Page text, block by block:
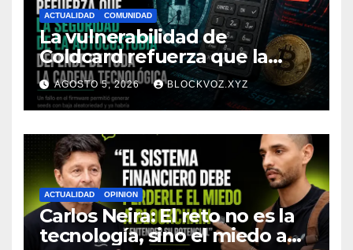
ACTUALIDAD COMUNIDAD
La vulnerabilidad de
Coldcard refuerza que la
seguridad de la autocustodia
depende de toda la cadena
tecnológica, afirma CoinEx
Research
AGOSTO 5, 2026 BLOCKVOZ.XYZ
ACTUALIDAD OPINION
Carlos Neira: El reto no es la
tecnología, sino el miedo a